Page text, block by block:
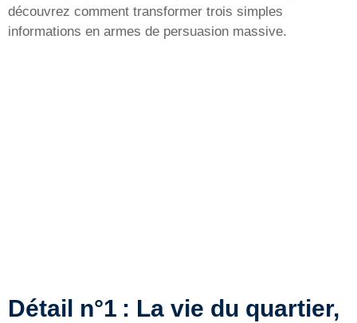
découvrez comment transformer trois simples
informations en armes de persuasion massive.
Détail n°1 : La vie du quartier,